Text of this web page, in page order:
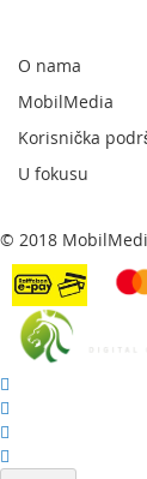
newsletter:
O nama
MobilMedia
Korisnička
U fokusu
© 2018